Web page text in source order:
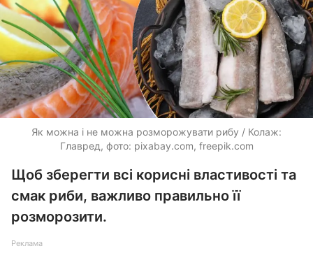
Як можна і не можна розморожувати рибу / Колаж:
Главред, фото: pixabay.com, freepik.com
Щоб зберегти всі корисні властивості та
смак риби, важливо правильно її
розморозити.
Реклама